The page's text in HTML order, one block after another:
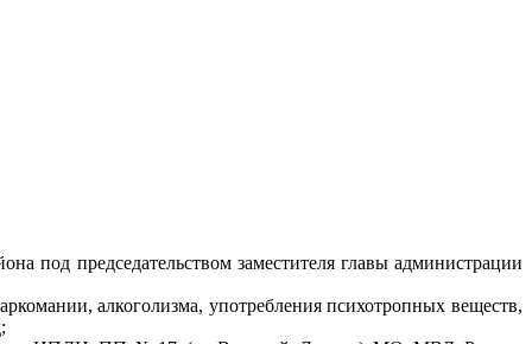
под председательством заместителя главы администрации
алкоголизма, употребления психотропных веществ,